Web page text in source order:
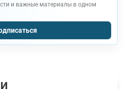
и важные материалы в одном